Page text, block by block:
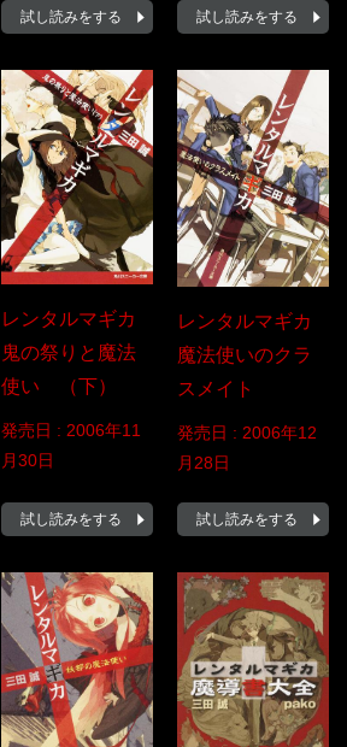
試し読みをする 試し読みをする
レンタルマギカ
鬼の祭りと魔法
使い （下）
発売日 : 2006年11
月30日
試し読みをする
レンタルマギカ
魔法使いのクラ
スメイト
発売日 : 2006年12
月28日
試し読みをする